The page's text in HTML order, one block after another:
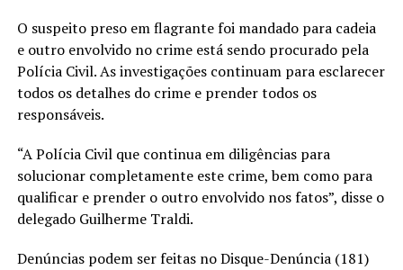
O suspeito preso em flagrante foi mandado para cadeia
e outro envolvido no crime está sendo procurado pela
Polícia Civil. As investigações continuam para esclarecer
todos os detalhes do crime e prender todos os
responsáveis.
“A Polícia Civil que continua em diligências para
solucionar completamente este crime, bem como para
qualificar e prender o outro envolvido nos fatos”, disse o
delegado Guilherme Traldi.
Denúncias podem ser feitas no Disque-Denúncia (181)